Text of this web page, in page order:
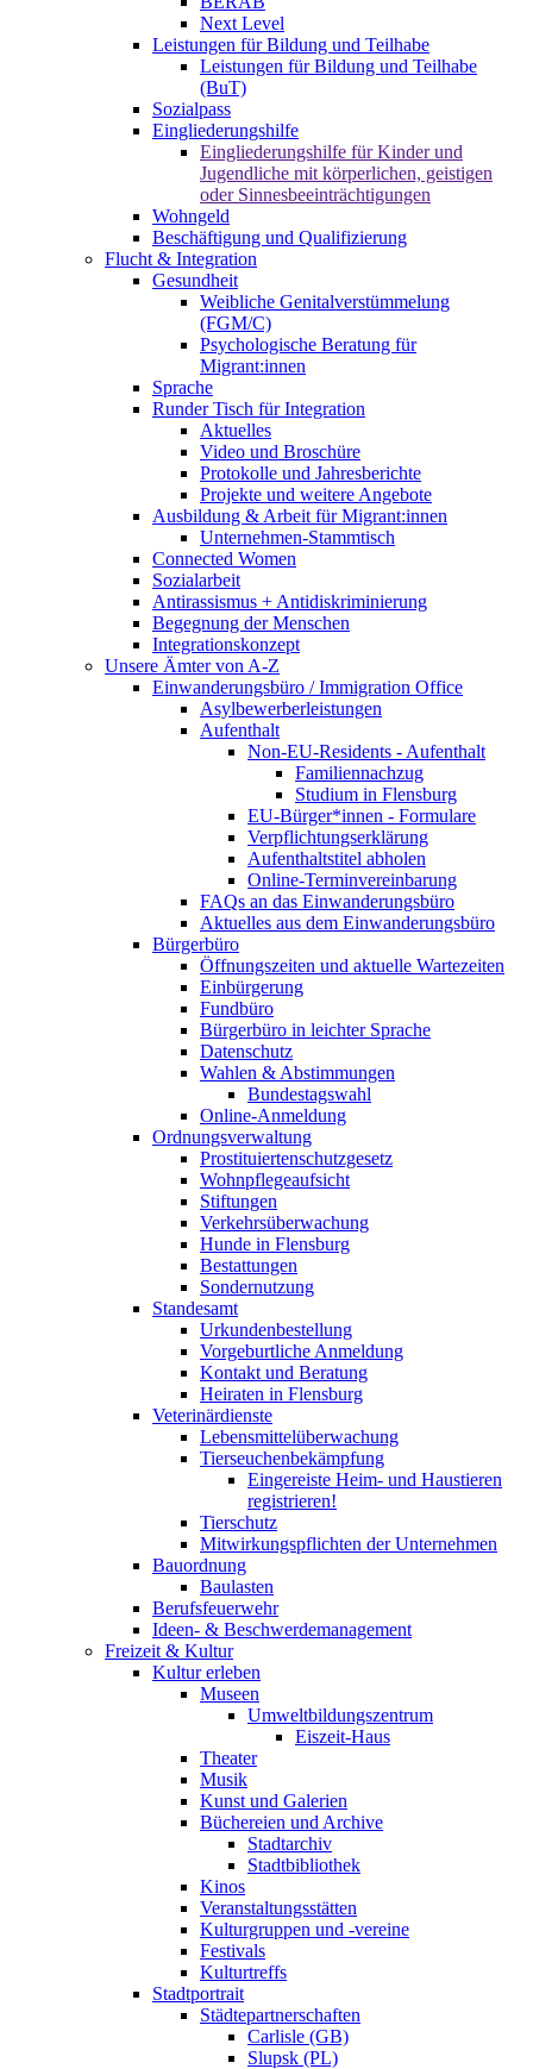
Next Level
Leistungen für Bildung und Teilhabe
Leistungen für Bildung und Teilhabe
(BuT)
Sozialpass
Eingliederungshilfe
Eingliederungshilfe für Kinder und
Jugendliche mit körperlichen, geistigen
oder Sinnesbeeinträchtigungen
Wohngeld
Beschäftigung und Qualifizierung
Flucht & Integration
Gesundheit
Weibliche Genitalverstümmelung
(FGM/C)
Psychologische Beratung für
Migrant:innen
Sprache
Runder Tisch für Integration
Aktuelles
Video und Broschüre
Protokolle und Jahresberichte
Projekte und weitere Angebote
Ausbildung & Arbeit für Migrant:innen
Unternehmen-Stammtisch
Connected Women
Sozialarbeit
Antirassismus + Antidiskriminierung
Begegnung der Menschen
Integrationskonzept
Unsere Ämter von A-Z
Einwanderungsbüro / Immigration Office
Asylbewerberleistungen
Aufenthalt
Non-EU-Residents - Aufenthalt
Familiennachzug
Studium in Flensburg
EU-Bürger*innen - Formulare
Verpflichtungserklärung
Aufenthaltstitel abholen
Online-Terminvereinbarung
FAQs an das Einwanderungsbüro
Aktuelles aus dem Einwanderungsbüro
Bürgerbüro
Öffnungszeiten und aktuelle Wartezeiten
Einbürgerung
Fundbüro
Bürgerbüro in leichter Sprache
Datenschutz
Wahlen & Abstimmungen
Bundestagswahl
Online-Anmeldung
Ordnungsverwaltung
Prostituiertenschutzgesetz
Wohnpflegeaufsicht
Stiftungen
Verkehrsüberwachung
Hunde in Flensburg
Bestattungen
Sondernutzung
Standesamt
Urkundenbestellung
Vorgeburtliche Anmeldung
Kontakt und Beratung
Heiraten in Flensburg
Veterinärdienste
Lebensmittelüberwachung
Tierseuchenbekämpfung
Eingereiste Heim- und Haustieren
registrieren!
Tierschutz
Mitwirkungspflichten der Unternehmen
Bauordnung
Baulasten
Berufsfeuerwehr
Ideen- & Beschwerdemanagement
Freizeit & Kultur
Kultur erleben
Museen
Umweltbildungszentrum
Eiszeit-Haus
Theater
Musik
Kunst und Galerien
Büchereien und Archive
Stadtarchiv
Stadtbibliothek
Kinos
Veranstaltungsstätten
Kulturgruppen und -vereine
Festivals
Kulturtreffs
Stadtportrait
Städtepartnerschaften
Carlisle (GB)
Slupsk (PL)